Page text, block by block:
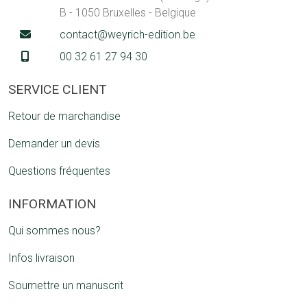
B - 1050 Bruxelles - Belgique
contact@weyrich-edition.be
00 32 61 27 94 30
SERVICE CLIENT
Retour de marchandise
Demander un devis
Questions fréquentes
INFORMATION
Qui sommes nous?
Infos livraison
Soumettre un manuscrit